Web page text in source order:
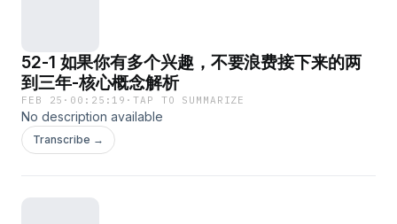
52-1 如果你有多个兴趣，不要浪费接下来的两
到三年-核心概念解析
FEB 25 · 00:25:19 ·TAP TO SUMMARIZE
No description available
Transcribe →